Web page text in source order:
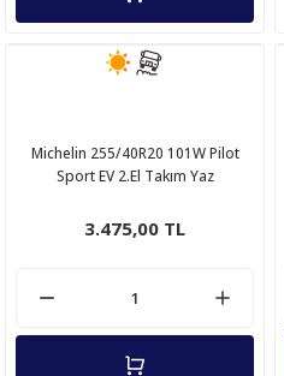
Michelin 255/40R20 101W Pilot
Sport EV 2.El Takım Yaz
3.475,00 TL